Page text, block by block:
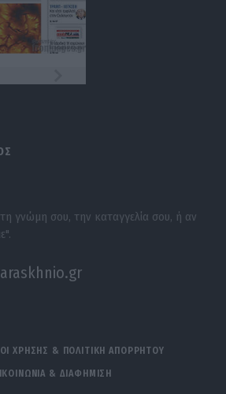
γνώμη σου, την καταγγελία σου, ή αν
ΧΡΗΣΗΣ & ΠΟΛΙΤΙΚΗ ΑΠΟΡΡΗΤΟΥ
& ΔΙΑΦΗΜΙΣΗ